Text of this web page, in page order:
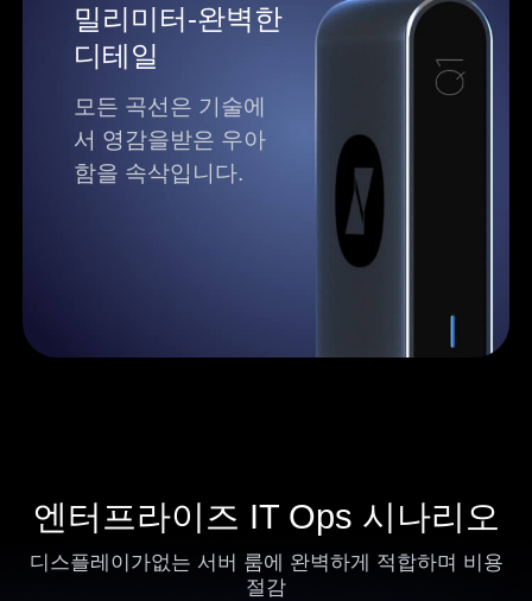
밀리미터-완벽한
디테일
모든 곡선은 기술에
서 영감을받은 우아
함을 속삭입니다.
엔터프라이즈 IT Ops 시나리오
디스플레이가없는 서버 룸에 완벽하게 적합하며 비용
절감